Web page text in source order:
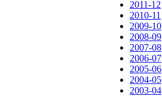
2011-12
2010-11
2009-10
2008-09
2007-08
2006-07
2005-06
2004-05
2003-04